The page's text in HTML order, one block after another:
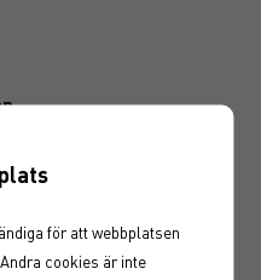
för att webbplatsen
cookies är inte